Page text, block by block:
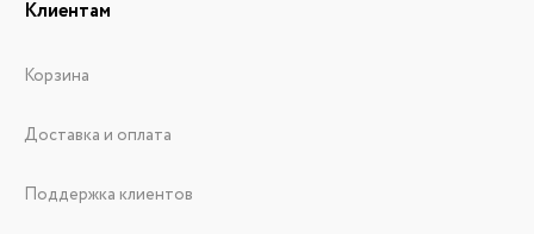
Клиентам
Корзина
Доставка и оплата
Поддержка клиентов